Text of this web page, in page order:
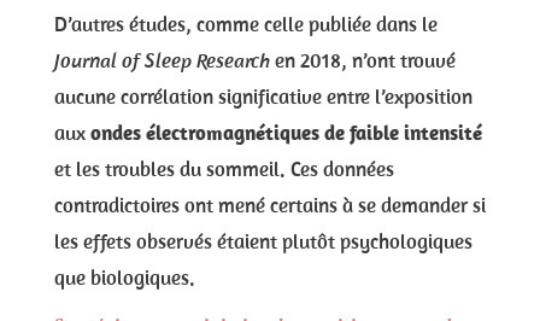
D’autres études, comme celle publiée dans le
Journal of Sleep Researchen 2018, n’ont trouvé
aucune corrélation significative entre l’exposition
auxondes électromagnétiques de faible intensité
et les troubles du sommeil. Ces données
contradictoires ont mené certains à se demander si
les effets observés étaient plutôt psychologiques
que biologiques.